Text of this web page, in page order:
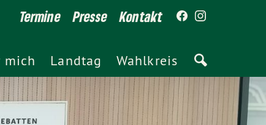
Termine Presse Kontakt
mich Landtag Wahlkreis